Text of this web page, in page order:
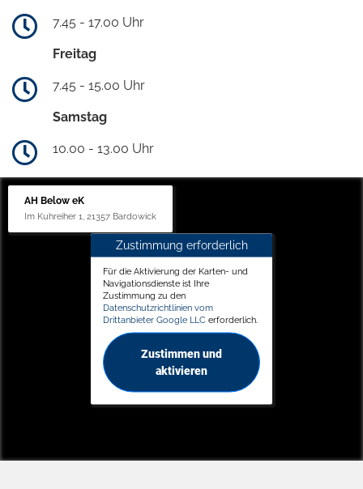
7.45 - 17.00 Uhr
Freitag
7.45 - 15.00 Uhr
Samstag
10.00 - 13.00 Uhr
AH Below eK
Im Kuhreiher 1, 21357 Bardowick
Zustimmung erforderlich
Für die Aktivierung der Karten- und
Navigationsdienste ist Ihre
Zustimmung zu den
Datenschutzrichtlinien vom
Drittanbieter Google LLC erforderlich.
Zustimmen und
aktivieren